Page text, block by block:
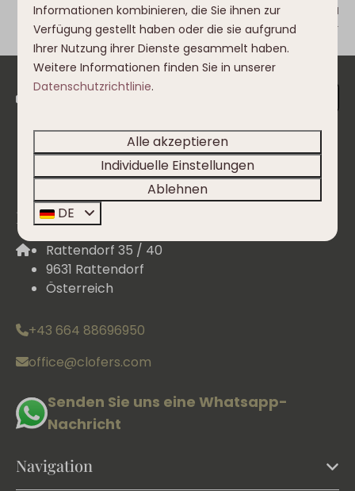
Gesichert durch reCaptcha,Datenschutzbestimmungen
und
Servicebedingungen
gelten.
Kontakt
Rattendorf 35 / 40
9631 Rattendorf
Österreich
+43 664 88696950
office@clofers.com
Senden Sie uns eine Whatsapp-
Nachricht
Navigation
Informationen kombinieren, die Sie ihnen zur
Verfügung gestellt haben oder die sie aufgrund
Ihrer Nutzung ihrer Dienste gesammelt haben.
Weitere Informationen finden Sie in unserer
Datenschutzrichtlinie.
Alle akzeptieren
Individuelle Einstellungen
Ablehnen
DE